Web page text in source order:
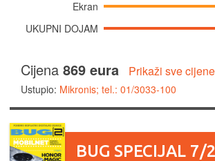
Ekran
UKUPNI DOJAM
Cijena 869 eura Prikaži sve cijene
Ustupio: Mikronis; tel.: 01/3033-100
BUG SPECIJAL 7/